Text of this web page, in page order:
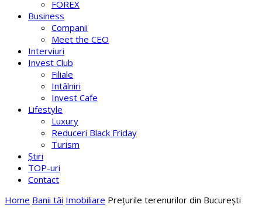
FOREX
Business
Companii
Meet the CEO
Interviuri
Invest Club
Filiale
Intâlniri
Invest Cafe
Lifestyle
Luxury
Reduceri Black Friday
Turism
Știri
TOP-uri
Contact
Home Banii tăi Imobiliare Prețurile terenurilor din București